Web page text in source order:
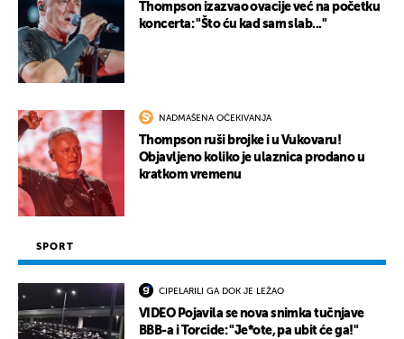
Thompson izazvao ovacije već na početku
koncerta: "Što ću kad sam slab..."
NADMAŠENA OČEKIVANJA
Thompson ruši brojke i u Vukovaru!
Objavljeno koliko je ulaznica prodano u
kratkom vremenu
SPORT
CIPELARILI GA DOK JE LEŽAO
VIDEO Pojavila se nova snimka tučnjave
BBB-a i Torcide: "Je*ote, pa ubit će ga!"
UKLJUČITE NOTIFIKACIJE